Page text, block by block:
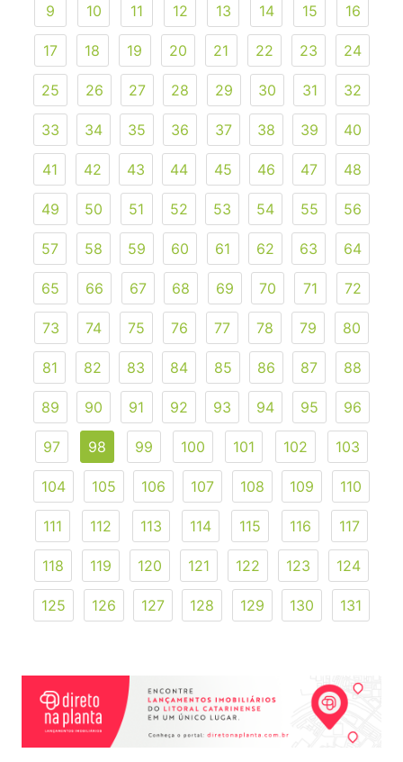
9 10 11 12 13 14 15 16
17 18 19 20 21 22 23 24
25 26 27 28 29 30 31 32
33 34 35 36 37 38 39 40
41 42 43 44 45 46 47 48
49 50 51 52 53 54 55 56
57 58 59 60 61 62 63 64
65 66 67 68 69 70 71 72
73 74 75 76 77 78 79 80
81 82 83 84 85 86 87 88
89 90 91 92 93 94 95 96
97 98 99 100 101 102 103
104 105 106 107 108 109 110
111 112 113 114 115 116 117
118 119 120 121 122 123 124
125 126 127 128 129 130 131